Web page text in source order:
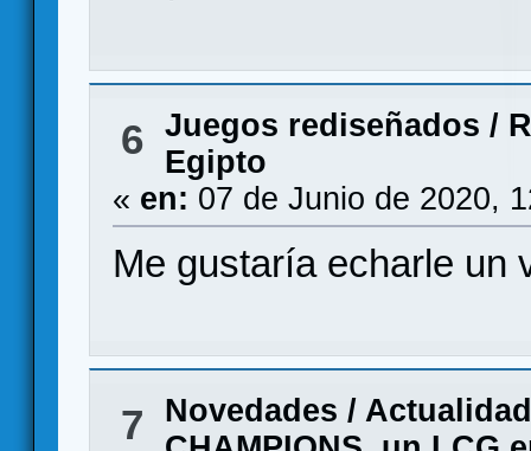
6 Juegos rediseñados /
Egipto
« en: 07 de Junio de 2020,
Me gustaría echarle un
7
Novedades / Actualidad